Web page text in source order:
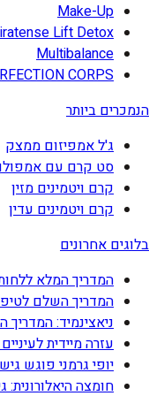
Make-Up
Lift Detox
Multibalance
CORPS
הנמכרים ביותר
ג'ל אמפיזום ממצק
סט קרם עם
קרם ויטמינים מזין
קרם ויטמינים עדין
בלוגים אחרונים
המדריך המלא
המדריך השלם
ניאצינמיד: המדריך
עזרה מיידית
יופי גרמני פוגש
חומצה היאלורונית: